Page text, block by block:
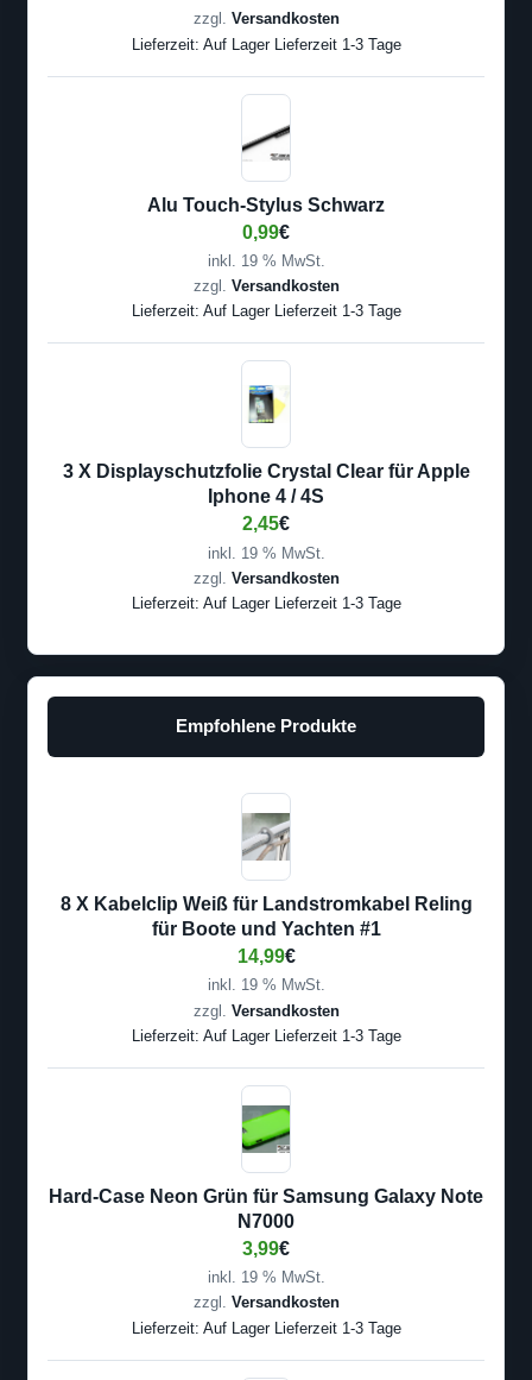
zzgl. Versandkosten
Lieferzeit: Auf Lager Lieferzeit 1-3 Tage
Alu Touch-Stylus Schwarz
0,99€
inkl. 19 % MwSt.
zzgl. Versandkosten
Lieferzeit: Auf Lager Lieferzeit 1-3 Tage
3 X Displayschutzfolie Crystal Clear für Apple
Iphone 4 / 4S
2,45€
inkl. 19 % MwSt.
zzgl. Versandkosten
Lieferzeit: Auf Lager Lieferzeit 1-3 Tage
Empfohlene Produkte
8 X Kabelclip Weiß für Landstromkabel Reling
für Boote und Yachten #1
14,99€
inkl. 19 % MwSt.
zzgl. Versandkosten
Lieferzeit: Auf Lager Lieferzeit 1-3 Tage
Hard-Case Neon Grün für Samsung Galaxy Note
N7000
3,99€
inkl. 19 % MwSt.
zzgl. Versandkosten
Lieferzeit: Auf Lager Lieferzeit 1-3 Tage